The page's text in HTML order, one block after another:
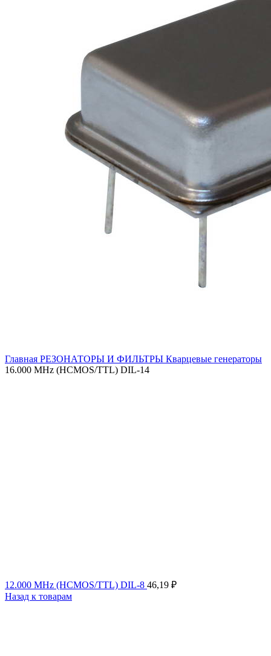
Главная РЕЗОНАТОРЫ И ФИЛЬТРЫ Кварцевые генераторы
16.000 MHz (HCMOS/TTL) DIL-14
12.000 MHz (HCMOS/TTL) DIL-8 46,19 ₽
Назад к товарам